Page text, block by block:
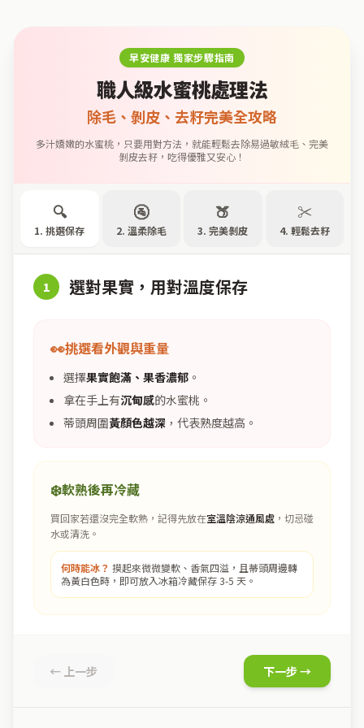
早安健康 獨家步驟指南
職人級水蜜桃處理法
除毛、剝皮、去籽完美全攻略
多汁嬌嫩的水蜜桃，只要用對方法，就能輕鬆去除易過敏絨毛、完美
剝皮去籽，吃得優雅又安心！
🔍
1. 挑選保存
🚰
2. 溫柔除毛
🍑
3. 完美剝皮
✂️
4. 輕鬆去籽
1 選對果實，用對溫度保存
👀挑選看外觀與重量
選擇果實飽滿、果香濃郁 。
拿在手上有沉甸感的水蜜桃。
蒂頭周圍黃顏色越深 ，代表熟度越高。
❄️軟熟後再冷藏
買回家若還沒完全軟熟，記得先放在室溫陰涼通風處 ，切忌碰
水或清洗。
何時能冰？ 摸起來微微變軟、香氣四溢，且蒂頭周邊轉
為黃白色時，即可放入冰箱冷藏保存 3-5 天。
← 上一步 下一步 →